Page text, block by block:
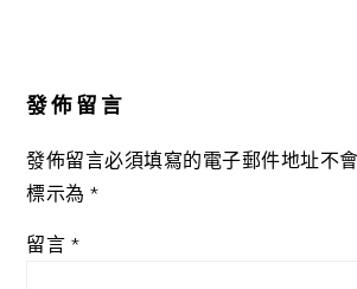
發佈留言
發佈留言必須填寫的電子郵件地址不
標示為*
留言 *